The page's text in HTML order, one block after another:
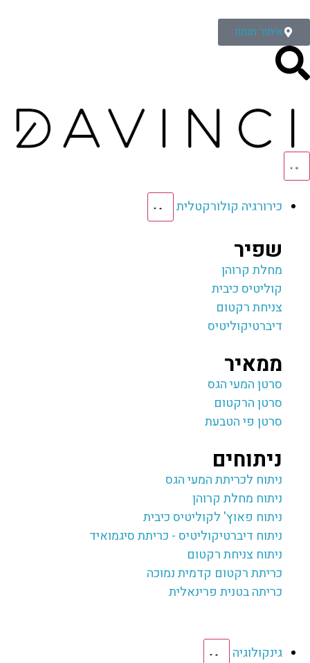
איתור מנתח
כירורגיה קולורקטלית
שפיר
מחלת קרוהן
קוליטיס כיבית
צניחת רקטום
דיברטיקוליטיס
ממאיר
סרטן המעי הגס
סרטן הרקטום
סרטן פי הטבעת
ניתוחים
ניתוח לכריתת המעי הגס
ניתוח מחלת קרוהן
ניתוח פאוץ' לקוליטיס כיבית
ניתוח דיברטיקוליטיס - כריתת סיגמואיד
ניתוח צניחת רקטום
כריתת רקטום קדמית נמוכה
כריתה בטנית פרינאלית
גינקולוגיה